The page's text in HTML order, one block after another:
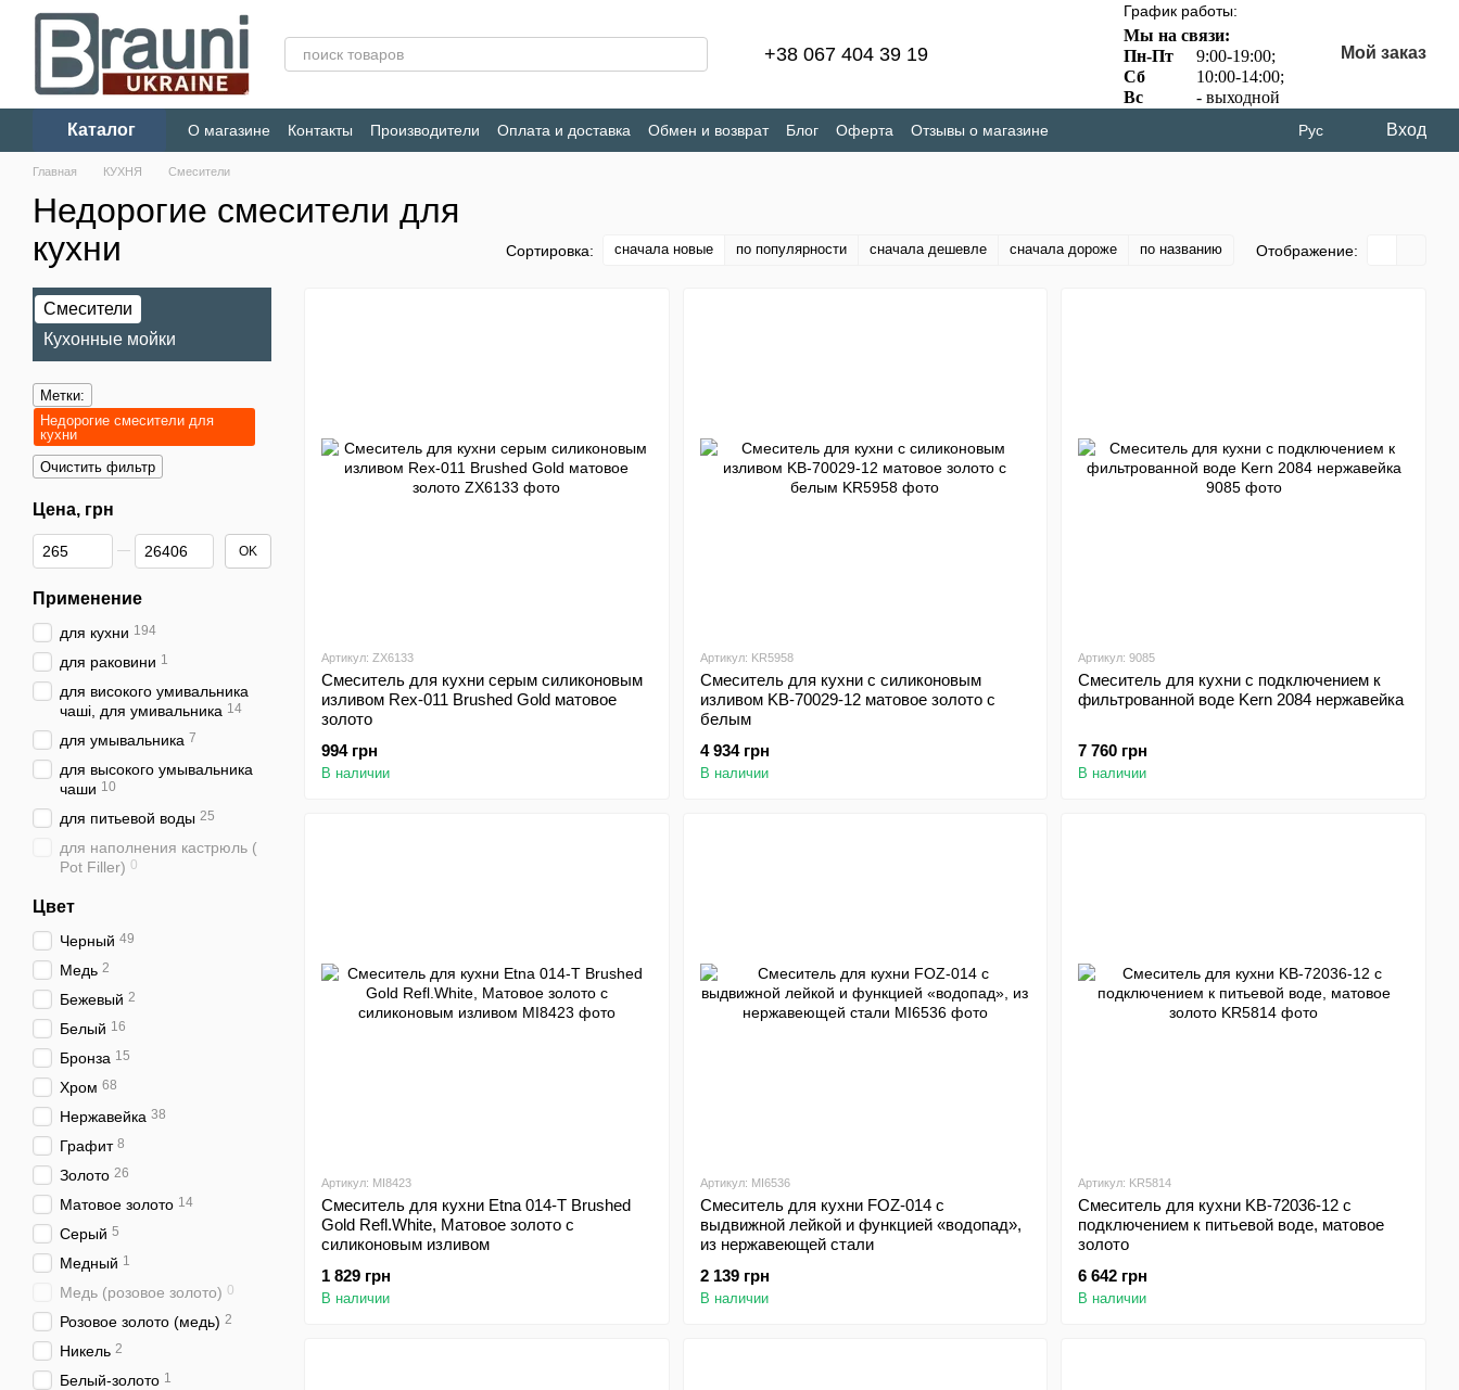
Перейти к основному контенту
+38 067 404 39 19
График работы:
Мы на связи:
Пн-Пт
9:00-19:00;
Сб
10:00-14:00;
Вс
- выходной
Мой заказ
Каталог О магазине Контакты Производители Оплата и доставка Обмен и возврат Блог Оферта
Отзывы о магазине
Конфиденциальность
Рус Вход
Главная КУХНЯ Смесители
Недорогие смесители для
кухни
Сортировка: сначала новые по популярности сначала дешевле сначала дороже по названию Отображение:
Артикул: ZX6133
Смеситель для кухни серым силиконовым
изливом Rex-011 Brushed Gold матовое
золото
994 грн
В наличии
Артикул: KR5958
Смеситель для кухни с силиконовым
изливом KB-70029-12 матовое золото с
белым
4 934 грн
В наличии
Артикул: 9085
Смеситель для кухни с подключением к
фильтрованной воде Kern 2084 нержавейка
7 760 грн
В наличии
Артикул: MI8423
Смеситель для кухни Etna 014-T Brushed
Gold Refl.White, Матовое золото с
силиконовым изливом
1 829 грн
В наличии
Артикул: MI6536
Смеситель для кухни FOZ-014 с
выдвижной лейкой и функцией «водопад»,
из нержавеющей стали
2 139 грн
В наличии
Артикул: KR5814
Смеситель для кухни KB-72036-12 с
подключением к питьевой воде, матовое
золото
6 642 грн
В наличии
Смесители
Кухонные мойки
Метки:
Недорогие смесители для
кухни
Очистить фильтр
Цена, грн
От Цена, грн
До Цена, грн OK
Применение
для кухни 194
для раковини 1
для високого умивальника
чаші, для умивальника 14
для умывальника 7
для высокого умывальника
чаши 10
для питьевой воды 25
для наполнения кастрюль (
Pot Filler) 0
Цвет
Черный 49
Медь 2
Бежевый 2
Белый 16
Бронза 15
Хром 68
Нержавейка 38
Графит 8
Золото 26
Матовое золото 14
Серый 5
Медный 1
Медь (розовое золото) 0
Розовое золото (медь) 2
Никель 2
Белый-золото 1